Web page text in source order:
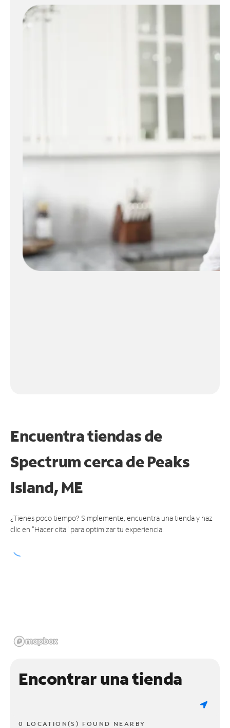
Encuentra tiendas de
Spectrum cerca dePeaks
Island, ME
¿Tienes poco tiempo? Simplemente, encuentra una tienda y haz
clic en "Hacer cita" para optimizar tu experiencia.
Encontrar una tienda
0 LOCATION(S) FOUND NEARBY